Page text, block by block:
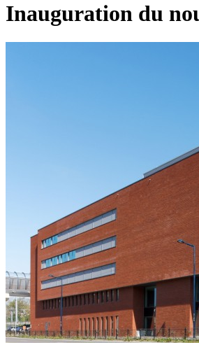
Inauguration du